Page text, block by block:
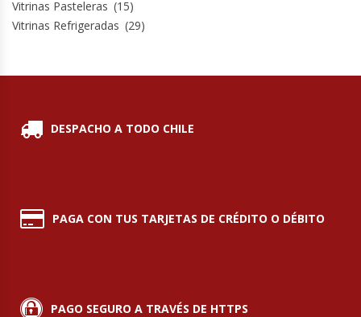
Vitrinas Pasteleras (15)
Vitrinas Refrigeradas (29)
DESPACHO A TODO CHILE
PAGA CON TUS TARJETAS DE CRÉDITO O DÉBITO
PAGO SEGURO A TRAVÉS DE HTTPS